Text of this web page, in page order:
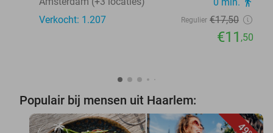
Verkocht: 1.207 Regulier €17,50
€11 ,50
Populair bij mensen uit Haarlem: